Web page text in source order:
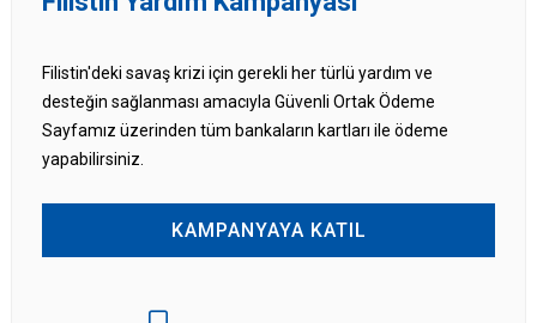
Filistin'deki savaş krizi için gerekli her türlü yardım ve
desteğin sağlanması amacıyla Güvenli Ortak Ödeme
Sayfamız üzerinden tüm bankaların kartları ile ödeme
yapabilirsiniz.
KAMPANYAYA KATIL